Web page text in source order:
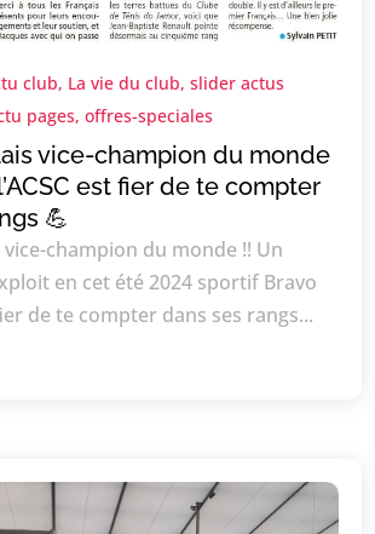
vice-champion du monde
est fier de te compter
💪
club, La vie du club,slider actus
pages,offres-speciales
champion du monde !! Un
en cet été 2024 sportif Bravo
de te compter dans ses rangs...